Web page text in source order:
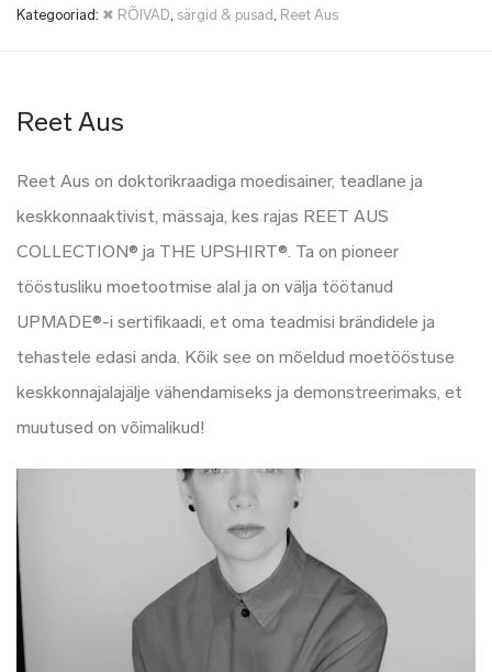
Kategooriad: ✖ RÕIVAD, särgid & pusad, Reet Aus
Reet Aus
Reet Aus on doktorikraadiga moedisainer, teadlane ja
keskkonnaaktivist, mässaja, kes rajas REET AUS
COLLECTION® ja THE UPSHIRT®. Ta on pioneer
tööstusliku moetootmise alal ja on välja töötanud
UPMADE®-i sertifikaadi, et oma teadmisi brändidele ja
tehastele edasi anda. Kõik see on mõeldud moetööstuse
keskkonnajalajälje vähendamiseks ja demonstreerimaks, et
muutused on võimalikud!